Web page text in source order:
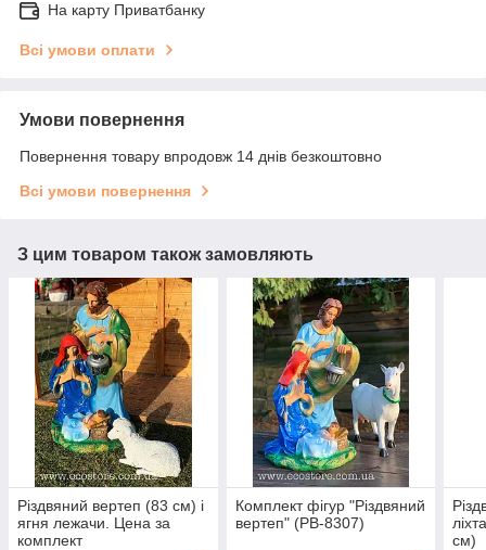
На карту Приватбанку
Всі умови оплати
Умови повернення
Повернення товару впродовж 14 днів безкоштовно
Всі умови повернення
З цим товаром також замовляють
Різдвяний вертеп (83 см) і
ягня лежачи. Цена за
комплект
Комплект фігур "Різдвяний
вертеп" (РВ-8307)
см)